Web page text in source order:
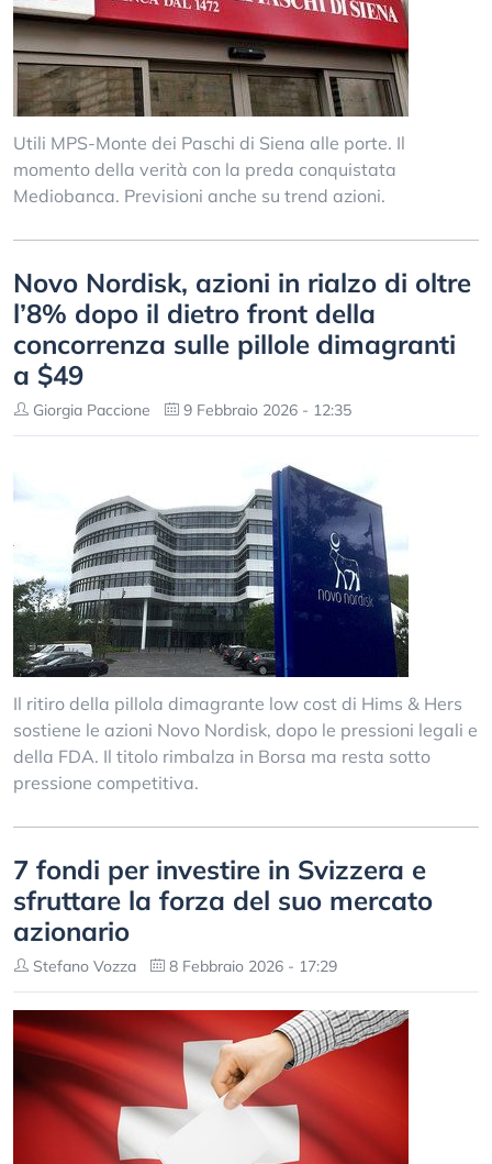
Utili MPS-Monte dei Paschi di Siena alle porte. Il
momento della verità con la preda conquistata
Mediobanca. Previsioni anche su trend azioni.
Novo Nordisk, azioni in rialzo di oltre
l’8% dopo il dietro front della
concorrenza sulle pillole dimagranti
a $49
Giorgia Paccione 9 Febbraio 2026 - 12:35
Il ritiro della pillola dimagrante low cost di Hims & Hers
sostiene le azioni Novo Nordisk, dopo le pressioni legali e
della FDA. Il titolo rimbalza in Borsa ma resta sotto
pressione competitiva.
7 fondi per investire in Svizzera e
sfruttare la forza del suo mercato
azionario
Stefano Vozza 8 Febbraio 2026 - 17:29